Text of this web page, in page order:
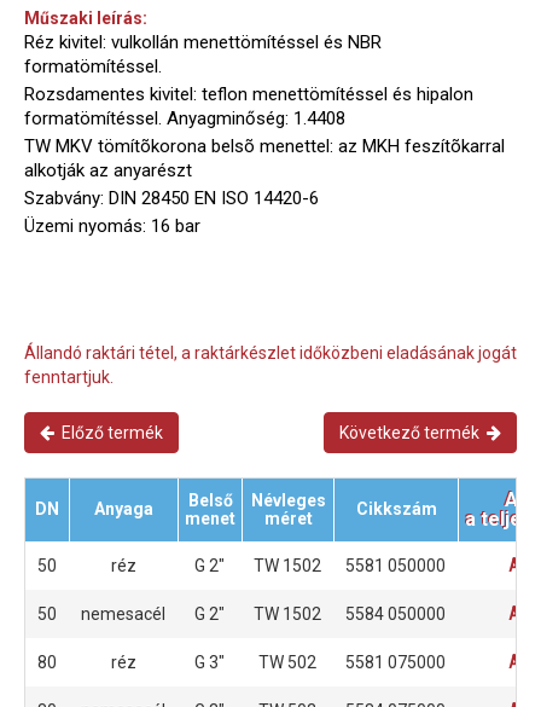
Műszaki leírás:
Réz kivitel: vulkollán menettömítéssel és NBR
formatömítéssel.
Rozsdamentes kivitel: teflon menettömítéssel és hipalon
formatömítéssel. Anyagminőség: 1.4408
TW MKV tömítõkorona belsõ menettel: az MKH feszítõkarral
alkotják az anyarészt
Szabvány: DIN 28450 EN ISO 14420-6
Üzemi nyomás: 16 bar
Állandó raktári tétel, a raktárkészlet időközbeni eladásának jogát
fenntartjuk.
Előző termék Következő termék
DN Anyaga
Belső
menet
Névleges
méret
Cikkszám
a teljes
50 réz G 2" TW 1502 5581 050000
50 nemesacél G 2" TW 1502 5584 050000
80 réz G 3" TW 502 5581 075000